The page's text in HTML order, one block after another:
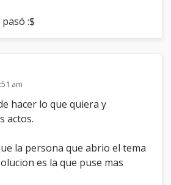
:$
am
hacer lo que quiera y
actos.
la persona que abrio el tema
es la que puse mas